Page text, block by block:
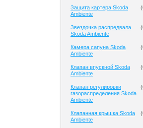
Защита картера Skoda
Ambiente
(
Звездочка распредвала
Skoda Ambiente
(
Камера сапуна Skoda
Ambiente
(
Клапан впускной Skoda
Ambiente
(
Клапан регулировки
газораспределения Skoda
Ambiente
(
Клапанная крышка Skoda
Ambiente
(